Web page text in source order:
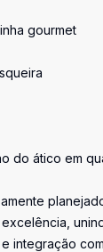
gourmet
do ático em
integração